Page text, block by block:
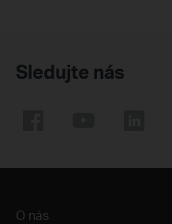
Sledujte nás
O nás